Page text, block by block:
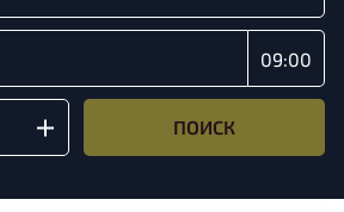
ПОИСК